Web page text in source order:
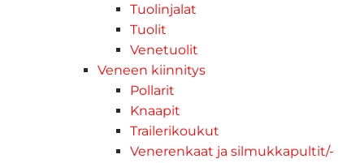
Tuolinjalat
Tuolit
Venetuolit
Veneen kiinnitys
Pollarit
Knaapit
Trailerikoukut
Venerenkaat ja silmukkapultit/-